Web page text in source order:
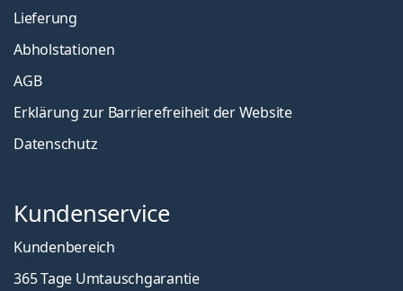
Lieferung
Abholstationen
AGB
Erklärung zur Barrierefreiheit der Website
Datenschutz
Kundenservice
Kundenbereich
365 Tage Umtauschgarantie